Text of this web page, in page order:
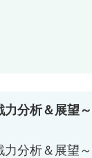
力分析＆展望
力分析＆展望